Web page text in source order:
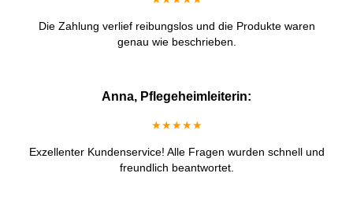
Die Zahlung verlief reibungslos und die Produkte waren
genau wie beschrieben.
Anna, Pflegeheimleiterin:
★★★★★
Exzellenter Kundenservice! Alle Fragen wurden schnell und
freundlich beantwortet.